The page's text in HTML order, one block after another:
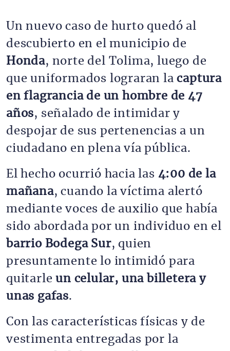
Un nuevo caso de hurto quedó al
descubierto en el municipio de
Honda, norte del Tolima, luego de
que uniformados lograran lacaptura
en flagrancia de un hombre de 47
años, señalado de intimidar y
despojar de sus pertenencias a un
ciudadano en plena vía pública.
El hecho ocurrió hacia las 4:00 de la
mañana, cuando la víctima alertó
mediante voces de auxilio que había
sido abordada por un individuo en el
barrio Bodega Sur, quien
presuntamente lo intimidó para
quitarleun celular, una billetera y
unas gafas.
Con las características físicas y de
vestimenta entregadas por la